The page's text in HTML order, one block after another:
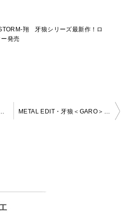
翔 牙狼シリーズ最新作！ロ
発売